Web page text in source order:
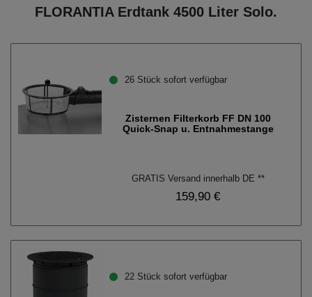
FLORANTIA Erdtank 4500 Liter Solo.
26 Stück sofort verfügbar
Zisternen Filterkorb FF DN 100
Quick-Snap u. Entnahmestange
GRATIS Versand innerhalb DE **
159,90 €
22 Stück sofort verfügbar